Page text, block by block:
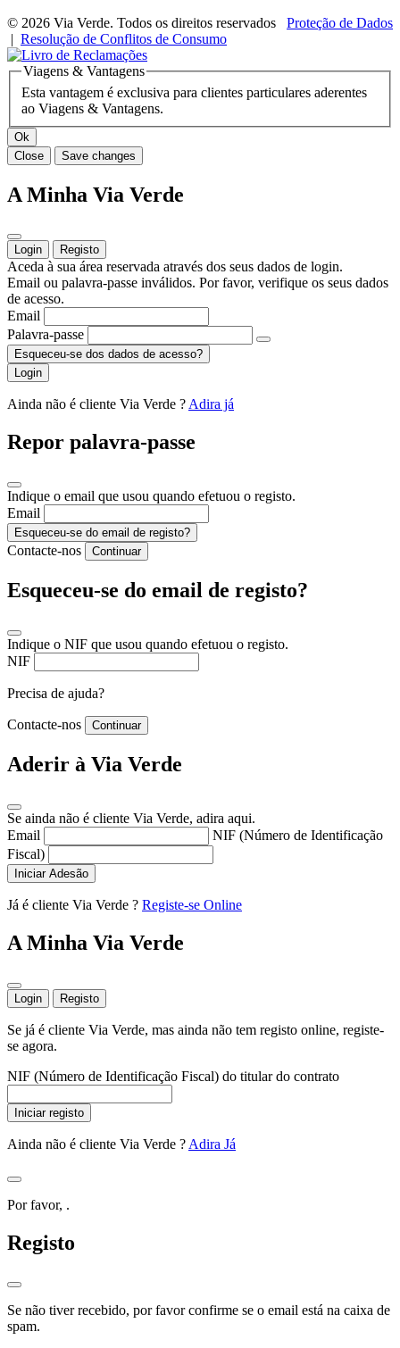
© 2026 Via Verde. Todos os direitos reservados
Proteção de Dados
| Resolução de Conflitos de Consumo
Viagens & Vantagens
Esta vantagem é exclusiva para clientes particulares aderentes
ao Viagens & Vantagens.
Ok
Close
Save changes
A Minha Via Verde
Login Registo
Aceda à sua área reservada através dos seus dados de login.
Email ou palavra-passe inválidos. Por favor, verifique os seus dados
de acesso.
Email
Palavra-passe
Esqueceu-se dos dados de acesso?
Login
Ainda não é cliente Via Verde ?Adira já
Repor palavra-passe
Indique o email que usou quando efetuou o registo.
Email
Esqueceu-se do email de registo?
Contacte-nos Continuar
Esqueceu-se do email de registo?
Indique o NIF que usou quando efetuou o registo.
NIF
Precisa de ajuda?
Contacte-nos Continuar
Aderir à Via Verde
Se ainda não é cliente Via Verde, adira aqui.
Email
NIF (Número de Identificação
Fiscal)
Iniciar Adesão
Já é cliente Via Verde ? Registe-se Online
A Minha Via Verde
Login Registo
Se já é cliente Via Verde, mas ainda não tem registo online, registe-
se agora.
NIF (Número de Identificação Fiscal) do titular do contrato
Iniciar registo
Ainda não é cliente Via Verde ? Adira Já
Por favor, .
Registo
Se não tiver recebido, por favor confirme se o email está na caixa de
spam.